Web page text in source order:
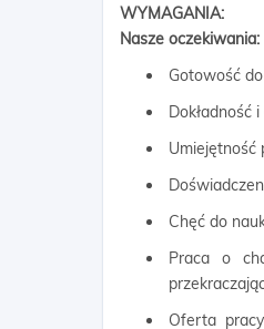
WYMAGANIA:
Nasze oczekiwania:
Gotowość
Dokładność
Umiejętność
Chęć do
Praca o
Oferta pracy